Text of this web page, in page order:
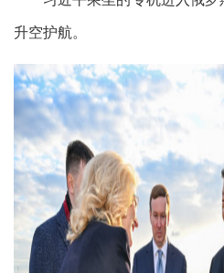
升空护航。